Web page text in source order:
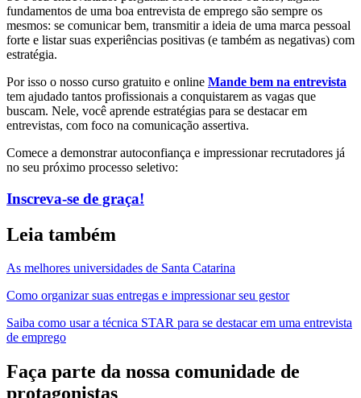
fundamentos de uma boa entrevista de emprego são sempre os
mesmos: se comunicar bem, transmitir a ideia de uma marca pessoal
forte e listar suas experiências positivas (e também as negativas) com
estratégia.
Por isso o nosso curso gratuito e online Mande bem na entrevista
tem ajudado tantos profissionais a conquistarem as vagas que
buscam. Nele, você aprende estratégias para se destacar em
entrevistas, com foco na comunicação assertiva.
Comece a demonstrar autoconfiança e impressionar recrutadores já
no seu próximo processo seletivo:
Inscreva-se de graça!
Leia também
As melhores universidades de Santa Catarina
Como organizar suas entregas e impressionar seu gestor
Saiba como usar a técnica STAR para se destacar em uma entrevista
de emprego
Faça parte da nossa comunidade de
protagonistas